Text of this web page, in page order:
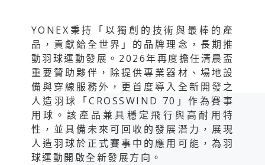
YONEX秉持「以獨創的技術與最棒的產
品，貢獻給全世界」的品牌理念，長期推
動羽球運動發展。2026年再度擔任清晨盃
重要贊助夥伴，除提供專業器材、場地設
備與穿線服務外，更首度導入全新開發之
人造羽球「CROSSWIND 70」作為賽事
用球。該產品兼具穩定飛行與高耐用特
性，並具備未來可回收的發展潛力，展現
人造羽球於正式賽事中的應用可能，為羽
球運動開啟全新發展方向。